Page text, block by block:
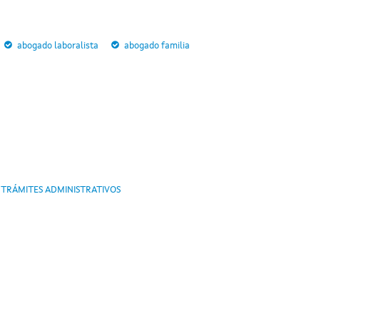
abogado laboralista abogado familia
TRÁMITES ADMINISTRATIVOS